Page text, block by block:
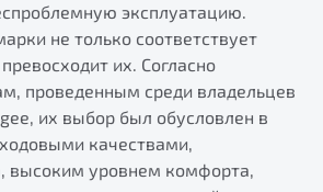
эксплуатацию.
не только соответствует
их. Согласно
проведенным среди владельцев
их выбор был обусловлен в
качествами,
высоким уровнем комфорта,